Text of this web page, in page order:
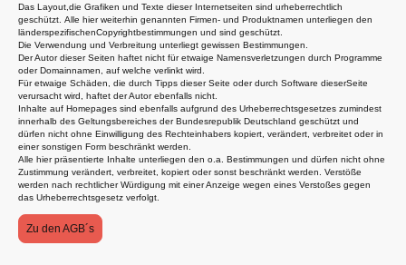
Das Layout,die Grafiken und Texte dieser Internetseiten sind urheberrechtlich
geschützt. Alle hier weiterhin genannten Firmen- und Produktnamen unterliegen den
länderspezifischenCopyrightbestimmungen und sind geschützt.
Die Verwendung und Verbreitung unterliegt gewissen Bestimmungen.
Der Autor dieser Seiten haftet nicht für etwaige Namensverletzungen durch Programme
oder Domainnamen, auf welche verlinkt wird.
Für etwaige Schäden, die durch Tipps dieser Seite oder durch Software dieserSeite
verursacht wird, haftet der Autor ebenfalls nicht.
Inhalte auf Homepages sind ebenfalls aufgrund des Urheberrechtsgesetzes zumindest
innerhalb des Geltungsbereiches der Bundesrepublik Deutschland geschützt und
dürfen nicht ohne Einwilligung des Rechteinhabers kopiert, verändert, verbreitet oder in
einer sonstigen Form beschränkt werden.
Alle hier präsentierte Inhalte unterliegen den o.a. Bestimmungen und dürfen nicht ohne
Zustimmung verändert, verbreitet, kopiert oder sonst beschränkt werden.
Verstöße
werden nach rechtlicher Würdigung mit einer Anzeige wegen eines Verstoßes gegen
das Urheberrechtsgesetz verfolgt.
Zu den AGB´s